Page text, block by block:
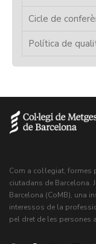
Cicle de
Política de
Com a col·legiat, formes
ciutadans de Barcelona.
Barcelona (CoMB), una
interessos de la
pel dret de les persones